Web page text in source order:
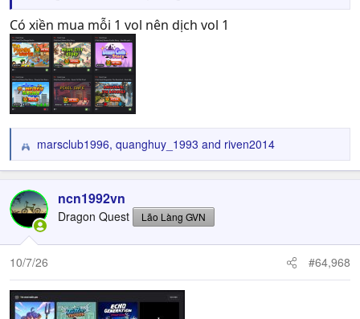
Có xiền mua mỗi 1 vol nên dịch vol 1
R
e
c
t
i
o
n
:
marsclub1996, quanghuy_1993 and riven2014
ncn1992vn
Dragon Quest Lão Làng GVN
10/7/26 #64,968